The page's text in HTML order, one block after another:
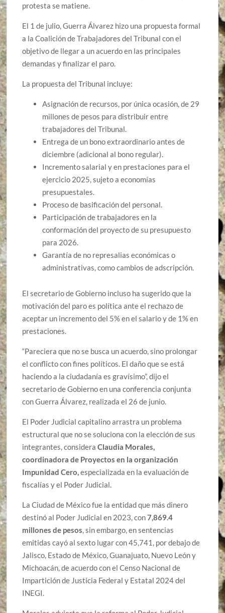
protesta se matiene.
El 1 de julio, Guerra Álvarez hizo una propuesta formal
a la Coalición de Trabajadores del Tribunal con el
objetivo de llegar a un acuerdo en las principales
demandas y finalizar el paro.
La propuesta del Tribunal incluye:
Asignación de recursos, por única ocasión, de 29
millones de pesos para distribuir entre
trabajadores del Tribunal.
Entrega de un bono extraordinario antes de
diciembre (adicional al bono regular).
Incremento salarial y en prestaciones para el
ejercicio 2025, sujeto a economías
presupuestales.
Proceso de basificación del personal.
Participación de trabajadores en la
conformación del proyecto de su presupuesto
para 2026.
Garantía de no represalias económicas o
administrativas, como cambios de adscripción.
El secretario de Gobierno incluso ha sugerido que la
motivación del paro es política ante el rechazo de
aceptar un incremento del 5% en el salario y de 1% en
prestaciones.
“Pareciera que no se busca un acuerdo, sino prolongar
el conflicto con fines políticos. El daño que se está
haciendo a la ciudadanía es gravísimo”, dijo el
secretario de Gobierno en una conferencia conjunta
con Guerra Álvarez, realizada el 26 de junio.
El Poder Judicial capitalino arrastra un problema
estructural que no se soluciona con la elección de sus
integrantes, consideraClaudia Morales,
coordinadora de Proyectos en la organización
Impunidad Cero,especializada en la evaluación de
fiscalías y el Poder Judicial.
La Ciudad de México fue la entidad que más dinero
destinó al Poder Judicial en 2023, con7,869.4
millones de pesos, sin embargo, en sentencias
emitidas cayó al sexto lugar con 45,741, por debajo de
Jalisco, Estado de México, Guanajuato, Nuevo León y
Michoacán, de acuerdo con el Censo Nacional de
Impartición de Justicia Federal y Estatal 2024 del
INEGI.